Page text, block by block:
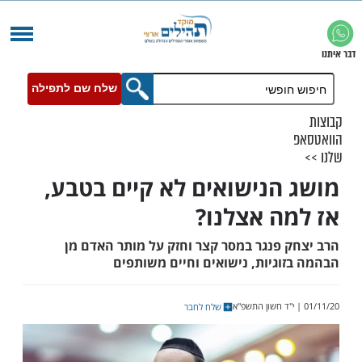
שלח שם לתפילה
לא קיים בטבע,
אצלנו?
פנגר במסר קצר וחזק על מותר האדם מן
נישואים וחיים משותפים